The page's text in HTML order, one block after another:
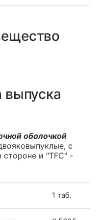
оболочкой
с
стороне и "TFC" -
1 таб.